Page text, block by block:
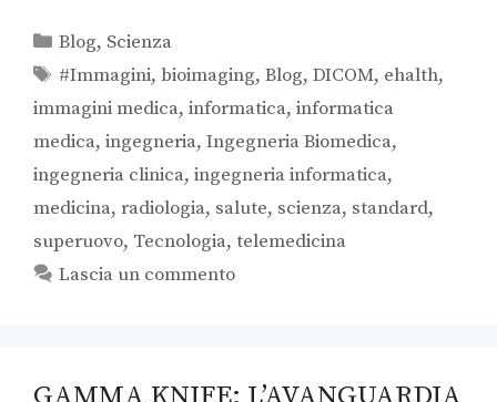
Blog, Scienza
#Immagini,bioimaging,Blog,DICOM, ehalth,
immagini medica, informatica, informatica
medica, ingegneria, Ingegneria Biomedica,
ingegneria clinica, ingegneria informatica,
medicina, radiologia, salute, scienza, standard,
superuovo, Tecnologia, telemedicina
Lascia un commento